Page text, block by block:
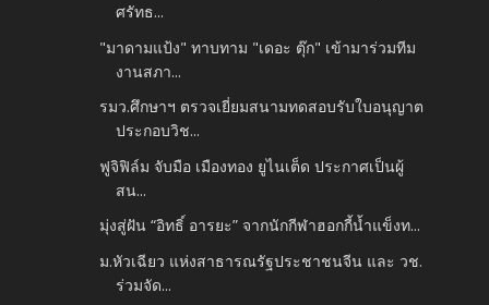
ศรัทธ...
"มาดามแป้ง" ทาบทาม "เดอะ ตุ๊ก" เข้ามาร่วมทีม
งานสภา...
รมว.ศึกษาฯ ตรวจเยี่ยมสนามทดสอบรับใบอนุญาต
ประกอบวิช...
ฟูจิฟิล์ม จับมือ เมืองทอง ยูไนเต็ด ประกาศเป็นผู้
สน...
มุ่งสู่ฝัน “อิทธิ์ อารยะ” จากนักกีฬาฮอกกี้น้ำแข็งท...
ม.หัวเฉียว แห่งสาธารณรัฐประชาชนจีน และ วช.
ร่วมจัด...